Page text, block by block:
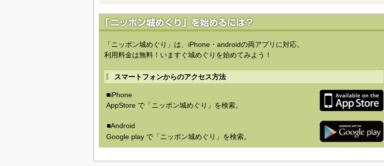
「ニッポン城めぐり」は、iPhone・androidの両アプリに対応。
利用料金は無料！いますぐ城めぐりを始めてみよう！
スマートフォンからのアクセス方法
■iPhone
AppStore で「ニッポン城めぐり」を検索。
■Android
Google play で「ニッポン城めぐり」を検索。